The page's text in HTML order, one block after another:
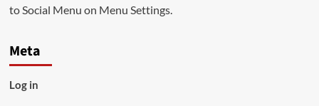
to Social Menu on Menu Settings.
Meta
Log in